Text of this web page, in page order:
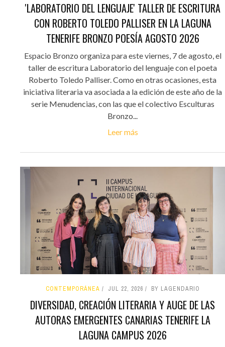
'LABORATORIO DEL LENGUAJE' TALLER DE ESCRITURA
CON ROBERTO TOLEDO PALLISER EN LA LAGUNA
TENERIFE BRONZO POESÍA AGOSTO 2026
Espacio Bronzo organiza para este viernes, 7 de agosto, el
taller de escritura Laboratorio del lenguaje con el poeta
Roberto Toledo Palliser. Como en otras ocasiones, esta
iniciativa literaria va asociada a la edición de este año de la
serie Menudencias, con las que el colectivo Esculturas
Bronzo...
Leer más
CONTEMPORÁNEA JUL 22, 2026 BY LAGENDARIO
DIVERSIDAD, CREACIÓN LITERARIA Y AUGE DE LAS
AUTORAS EMERGENTES CANARIAS TENERIFE LA
LAGUNA CAMPUS 2026